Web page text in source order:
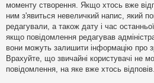
моменту створення. Якщо хтось вже
ним з'явиться невеличкий напис, який
редагували, а також дату і час
якщо повідомлення редагував
вони можуть залишити інформацію про
Врахуйте, що звичайні користувачі не
повідомлення, на яке вже хтось відповів.